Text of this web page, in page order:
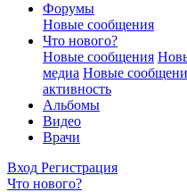
Форумы
Новые сообщения
Что нового?
Новые сообщения
медиа Новые
активность
Альбомы
Видео
Врачи
Вход Регистрация
Что нового?